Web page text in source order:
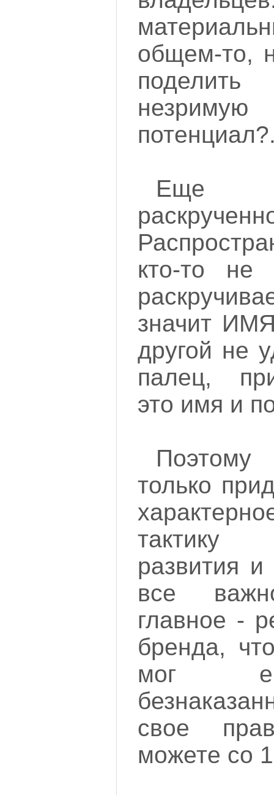
общем-то,
Еще
кто-то не
значит
другой не
палец,
это имя и
только
тактику
развития
все
главное -
бренда,
мог
свое
можете со